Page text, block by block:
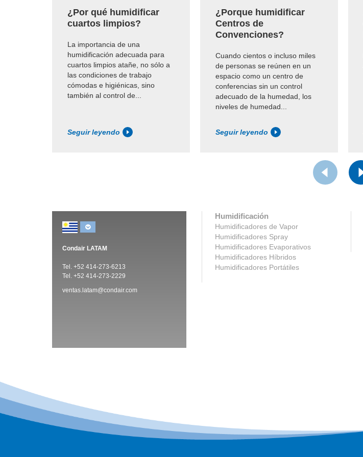
¿Por qué humidificar
cuartos limpios?
La importancia de una
humidificación adecuada para
cuartos limpios atañe, no sólo a
las condiciones de trabajo
cómodas e higiénicas, sino
también al control de...
Seguir leyendo
¿Porque humidificar
Centros de
Convenciones?
Cuando cientos o incluso miles
de personas se reúnen en un
espacio como un centro de
conferencias sin un control
adecuado de la humedad, los
niveles de humedad...
Seguir leyendo
Condair LATAM
Tel. +52 414-273-6213
Tel. +52 414-273-2229
ventas.latam@condair.com
Humidificación
Humidificadores de Vapor
Humidificadores Spray
Humidificadores Evaporativos
Humidificadores Híbridos
Humidificadores Portátiles